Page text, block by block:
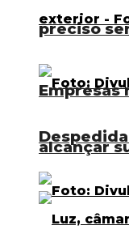
preciso
Empresas
alcançar